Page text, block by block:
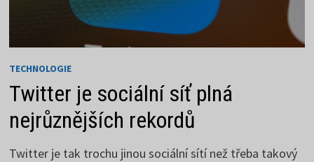
TECHNOLOGIE
Twitter je sociální síť plná
nejrůznějších rekordů
Twitter je tak trochu jinou sociální sítí než třeba takový